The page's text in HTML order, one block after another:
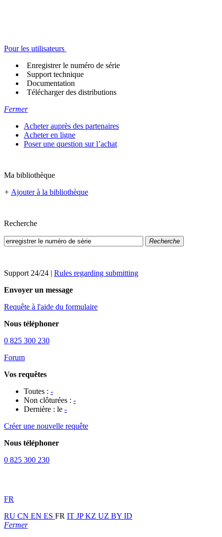
Pour les utilisateurs
Enregistrer le numéro de série
Support technique
Documentation
Télécharger des distributions
Fermer
Acheter auprès des partenaires
Acheter en ligne
Poser une question sur l’achat
Ma bibliothèque
+ Ajouter à la bibliothèque
Recherche
Recherche
Support 24/24 | Rules regarding submitting
Envoyer un message
Requête à l'aide du formulaire
Nous téléphoner
0 825 300 230
Forum
Vos requêtes
Toutes : -
Non clôturées : -
Dernière : le -
Créer une nouvelle requête
Nous téléphoner
0 825 300 230
FR
RU CN EN ES FR IT JPKZ UZ BY ID
Fermer